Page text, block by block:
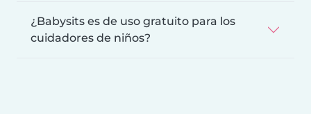
¿Babysits es de uso gratuito para los
cuidadores de niños?